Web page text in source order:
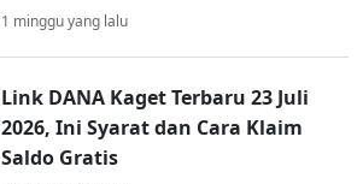
1 minggu yang lalu
Link DANA Kaget Terbaru 23 Juli
2026, Ini Syarat dan Cara Klaim
Saldo Gratis